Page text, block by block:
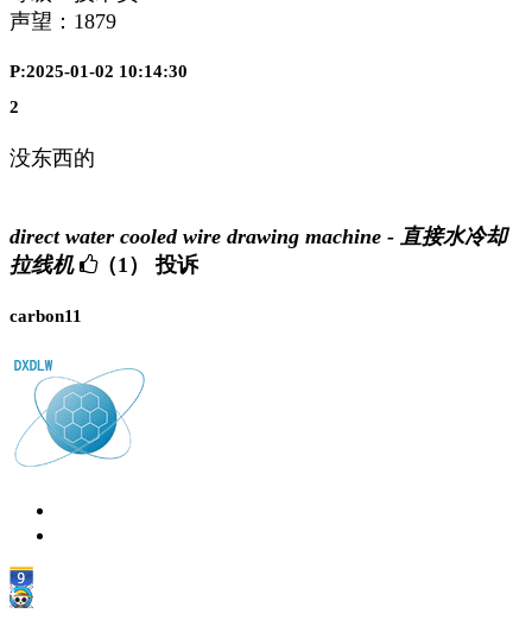
声望： 1879
P:2025-01-02 10:14:30
2
没东西的
direct water cooled wire drawing machine - 直接水冷却
拉线机
（1） 投诉
carbon11